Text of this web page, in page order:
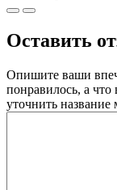
Оставить
Опишите ваши
понравилось, а что
уточнить название